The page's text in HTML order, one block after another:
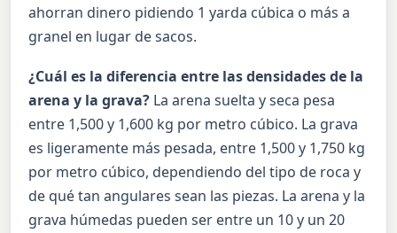
ahorran dinero pidiendo 1 yarda cúbica o más a
granel en lugar de sacos.
¿Cuál es la diferencia entre las densidades de la
arena y la grava? La arena suelta y seca pesa
entre 1,500 y 1,600 kg por metro cúbico. La grava
es ligeramente más pesada, entre 1,500 y 1,750 kg
por metro cúbico, dependiendo del tipo de roca y
de qué tan angulares sean las piezas. La arena y la
grava húmedas pueden ser entre un 10 y un 20